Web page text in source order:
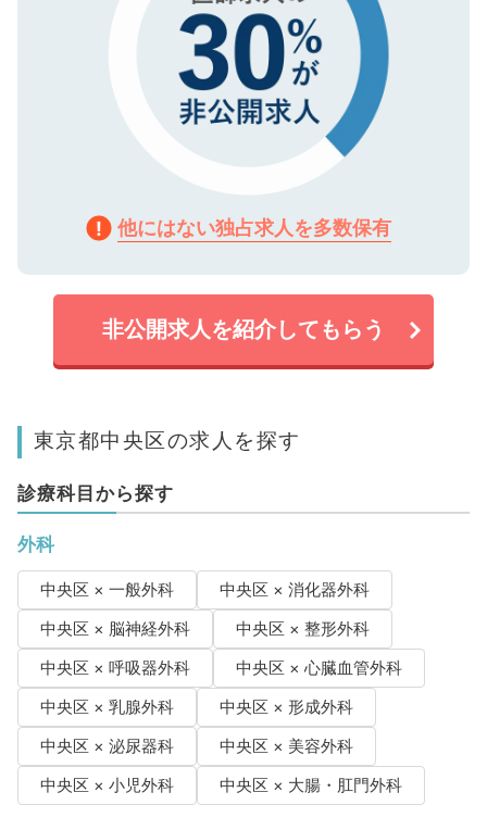
他にはない独占求人を多数保有
非公開求人を紹介してもらう
東京都中央区の求人を探す
診療科目から探す
外科
中央区 × 一般外科
中央区 × 消化器外科
中央区 × 脳神経外科
中央区 × 整形外科
中央区 × 呼吸器外科
中央区 × 心臓血管外科
中央区 × 乳腺外科
中央区 × 形成外科
中央区 × 泌尿器科
中央区 × 美容外科
中央区 × 小児外科
中央区 × 大腸・肛門外科